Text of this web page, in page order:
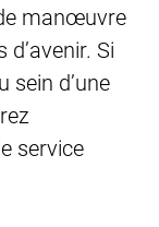
manœuvre
Si
sein d’une
service